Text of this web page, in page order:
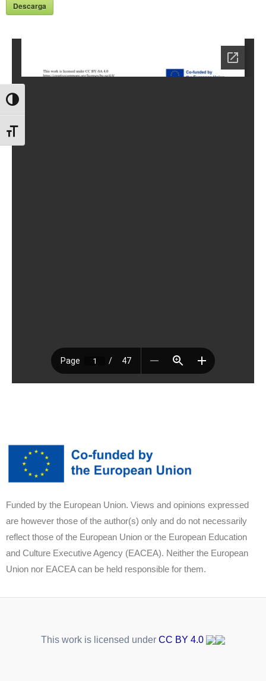
Toggle High Contrast
Toggle Font size
Descarga
Funded by the European Union. Views and opinions expressed
are however those of the author(s) only and do not necessarily
reflect those of the European Union or the European Education
and Culture Executive Agency (EACEA). Neither the European
Union nor EACEA can be held responsible for them.
This work is licensed under CC BY 4.0